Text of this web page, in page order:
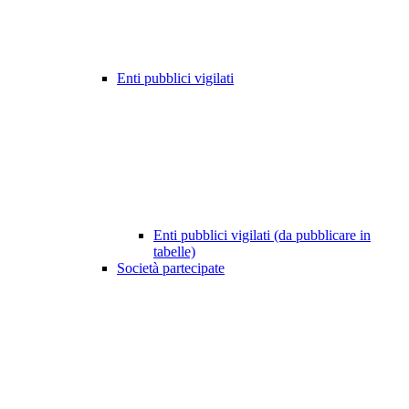
Enti pubblici vigilati
Enti pubblici vigilati (da pubblicare in
tabelle)
Società partecipate